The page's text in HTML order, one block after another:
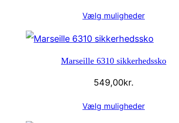
Vælg muligheder
Marseille 6310 sikkerhedssko
549,00kr.
Vælg muligheder